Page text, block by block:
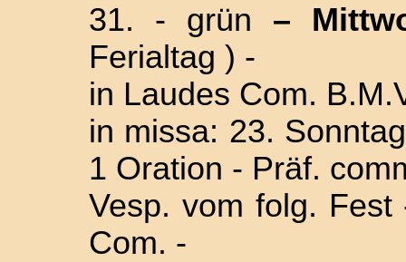
31. - grün –
Ferialtag ) -
in Laudes Com.
in missa: 23.
1 Oration - Präf.
Vesp. vom folg.
Com. -